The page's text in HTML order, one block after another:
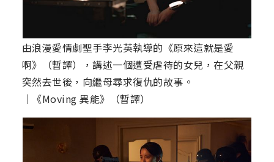
由浪漫愛情劇聖手李光英執導的《原來這就是愛
啊》（暫譯），講述一個遭受虐待的女兒，在父親
突然去世後，向繼母尋求復仇的故事。
｜《Moving 異能》（暫譯）